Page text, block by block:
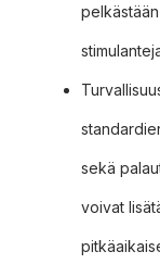
sekä
voivat